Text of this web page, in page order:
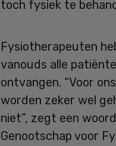
toch fysiek te
Fysiotherapeuten
vanouds alle
ontvangen. “Voor
worden zeker wel
niet”, zegt een
Genootschap voor